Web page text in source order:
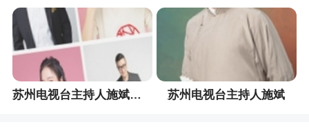
苏州电视台主持人施斌家族 苏州电视台主持人施斌